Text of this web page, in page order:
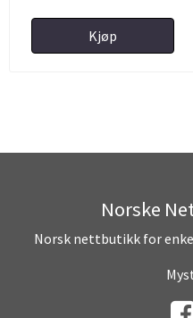
Kjøp
Norske
Norsk nettbutikk for